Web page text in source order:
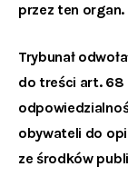
przez ten organ.
Trybunał
do treści art. 68
obywateli do
ze środków